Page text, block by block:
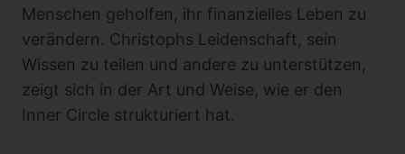
Menschen geholfen, ihr finanzielles Leben zu
verändern. Christophs Leidenschaft, sein
Wissen zu teilen und andere zu unterstützen,
zeigt sich in der Art und Weise, wie er den
Inner Circle strukturiert hat.